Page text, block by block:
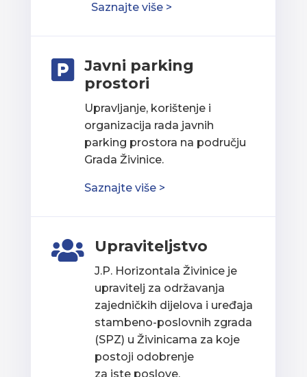
Saznajte više >

Javni parking
prostori
Upravljanje, korištenje i
organizacija rada javnih
parking prostora na području
Grada Živinice.
Saznajte više >
 Upraviteljstvo
J.P. Horizontala Živinice je
upravitelj za održavanja
zajedničkih dijelova i uređaja
stambeno-poslovnih zgrada
(SPZ) u Živinicama za koje
postoji odobrenje
za iste poslove.